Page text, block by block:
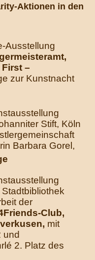
Aktionen in den
Ausstellung
–
zur Kunstnacht
Stift, Köln
Barbara Gorel,
der
Club,
mit
und
2. Platz des